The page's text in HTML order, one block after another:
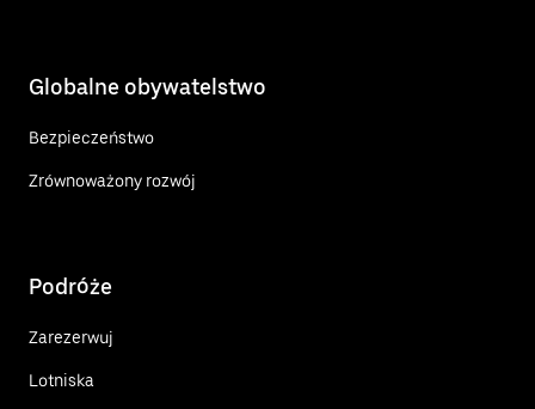
Globalne obywatelstwo
Bezpieczeństwo
Zrównoważony rozwój
Podróże
Zarezerwuj
Lotniska